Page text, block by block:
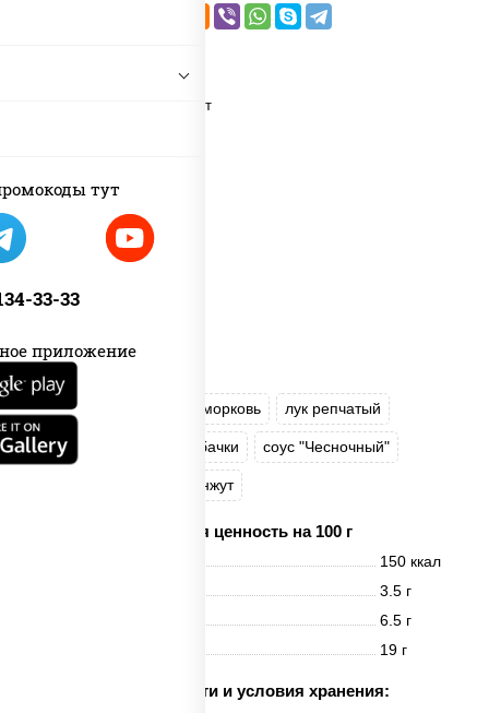
тут
33-33
приложение
масло растительное морковь лук репчатый
перец болгарский кабачки соус "Чесночный"
кунжут
Пищевая ценность на 100 г
150 ккал
3.5 г
6.5 г
19 г
Срок годности и условия хранения: